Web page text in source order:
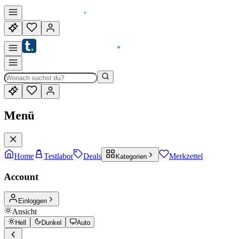
Menü
Home Testlabor Deals Kategorien Merkzettel
Account
Einloggen
Ansicht
Hell Dunkel Auto